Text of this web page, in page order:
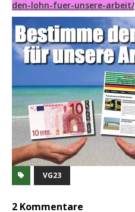
den-lohn-fuer-unsere-arbeit/
VG23
2 Kommentare